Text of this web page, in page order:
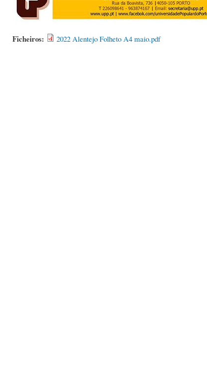
Ficheiros: 2022 Alentejo Folheto A4 maio.pdf